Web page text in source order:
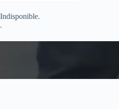
Indisponible.
.